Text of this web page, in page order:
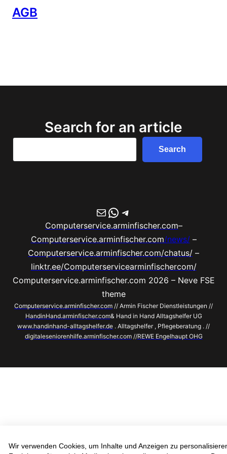
AGB
Search for an article
Search
E-MailWhatsApp
Telegram
Computerservice.arminfischer.com–
Computerservice.arminfischer.com/news/–
Computerservice.arminfischer.com/chatus/ –
linktr.ee/Computerservicearminfischercom/
Computerservice.arminfischer.com 2026 – Neve FSE
theme
Computerservice.arminfischer.com // Armin Fischer Dienstleistungen //
HandinHand.arminfischer.com& Hand in Hand Alltagshelfer UG
www.handinhand-alltagshelfer.de . Alltagshelfer , Pflegeberatung . //
digitaleseniorenhilfe.arminfischer.com//REWE Engelhaupt OHG
Wir verwenden Cookies, um Inhalte und Anzeigen zu